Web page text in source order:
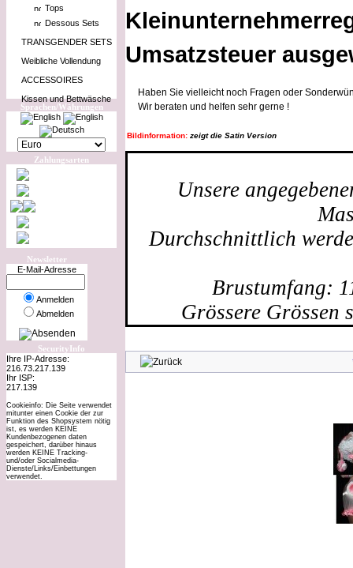
Tops
Dessous Sets
TRANSGENDER SETS
Weibliche Vollendung
ACCESSOIRES
Kissen und Bettwäsche
Sprachen/Währungen
Zahlungsarten
Newsletter
E-Mail-Adresse
Anmelden
Abmelden
SecurityInfo
Ihre IP-Adresse:
216.73.217.139
Ihr ISP:
217.139
Cookieinfo: Die Seite verwendet
mitunter einen Cookie der zur
Funktion des Shopsystem nötig
ist, es werden KEINE
Kundenbezogenen daten
gespeichert, darüber hinaus
werden KEINE Tracking-
und/oder Socialmedia-
Dienste/Links/Einbettungen
verwendet.
Umsatzsteuer
Haben Sie vielleicht noch Fragen oder
Wir beraten und helfen sehr gerne !
Bildinformation: zeigt die Satin Version
Unsere
Durchschnittlich
Brustumfang:
Grössere Grössen